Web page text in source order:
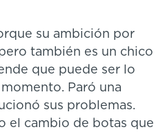
su ambición por
también es un chico
que puede ser lo
Paró una
sus problemas.
el cambio de botas que